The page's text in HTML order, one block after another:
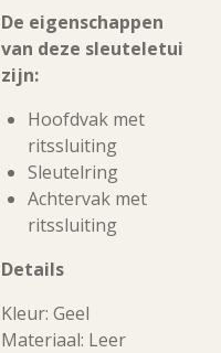
De eigenschappen
van deze sleuteletui
zijn:
Hoofdvak met
ritssluiting
Sleutelring
Achtervak met
ritssluiting
Details
Kleur: Geel
Materiaal: Leer